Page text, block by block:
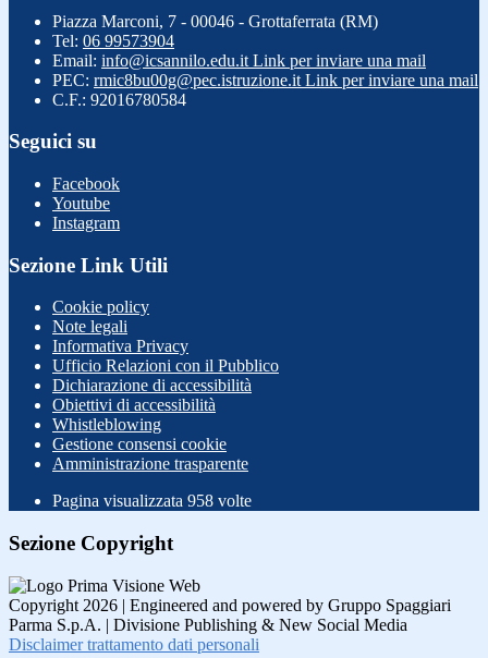
Piazza Marconi, 7 - 00046 - Grottaferrata (RM)
Tel: 06 99573904
Email: info@icsannilo.edu.it Link per inviare una mail
PEC: rmic8bu00g@pec.istruzione.it Link per inviare una mail
C.F.: 92016780584
Seguici su
Facebook
Youtube
Instagram
Sezione Link Utili
Cookie policy
Note legali
Informativa Privacy
Ufficio Relazioni con il Pubblico
Dichiarazione di accessibilità
Obiettivi di accessibilità
Whistleblowing
Gestione consensi cookie
Amministrazione trasparente
Pagina visualizzata 958 volte
Sezione Copyright
Copyright 2026 | Engineered and powered by Gruppo Spaggiari
Parma S.p.A. | Divisione Publishing & New Social Media
Disclaimer trattamento dati personali